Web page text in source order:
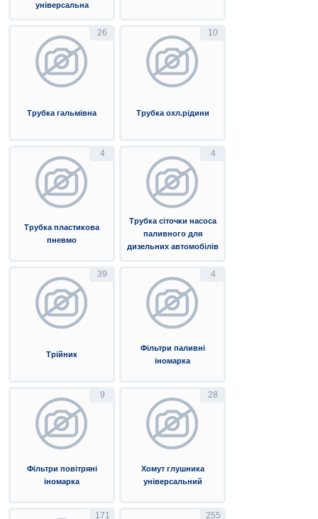
універсальна
26
Трубка гальмівна
10
Трубка охл.рідини
4
Трубка пластикова
пневмо
4
Трубка сіточки насоса
паливного для
дизельних автомобілів
39
Трійник
4
Фільтри паливні
іномарка
9
Фільтри повітряні
іномарка
28
Хомут глушника
універсальний
171 255